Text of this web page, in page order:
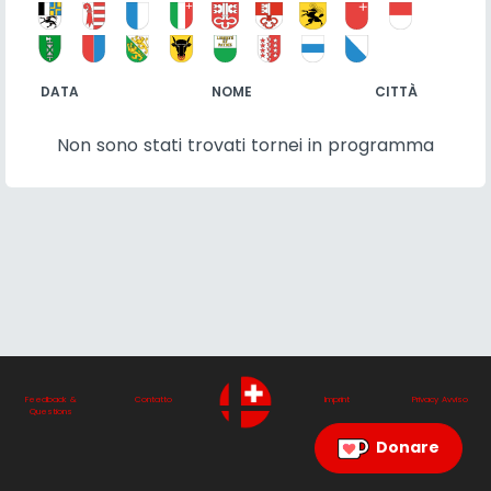
DATA NOME CITTÀ
Non sono stati trovati tornei in programma
Feedback &
Questions
Contatto Imprint Privacy Avviso
Donare